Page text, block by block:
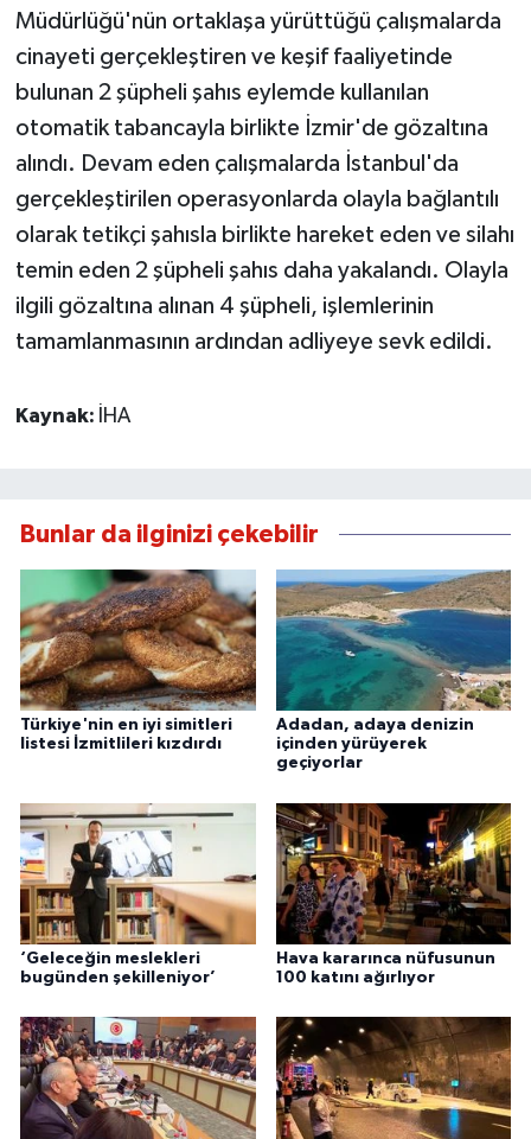
Müdürlüğü'nün ortaklaşa yürüttüğü çalışmalarda
cinayeti gerçekleştiren ve keşif faaliyetinde
bulunan 2 şüpheli şahıs eylemde kullanılan
otomatik tabancayla birlikte İzmir'de gözaltına
alındı. Devam eden çalışmalarda İstanbul'da
gerçekleştirilen operasyonlarda olayla bağlantılı
olarak tetikçi şahısla birlikte hareket eden ve silahı
temin eden 2 şüpheli şahıs daha yakalandı. Olayla
ilgili gözaltına alınan 4 şüpheli, işlemlerinin
tamamlanmasının ardından adliyeye sevk edildi.
Kaynak: İHA
Bunlar da ilginizi çekebilir
Türkiye'nin en iyi simitleri
listesi İzmitlileri kızdırdı
Adadan, adaya denizin
içinden yürüyerek
geçiyorlar
‘Geleceğin meslekleri
bugünden şekilleniyor’
Hava kararınca nüfusunun
100 katını ağırlıyor